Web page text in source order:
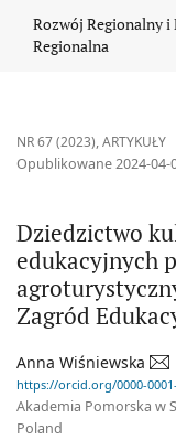
Rozwój Regionalny i
Regionalna
NR 67 (2023),ARTYKUŁY
Dziedzictwo
edukacyjnych
Zagród
Opublikowane 2024-04-
Anna Wiśniewska
https://orcid.org/0000-
Akademia Pomorska w
Poland